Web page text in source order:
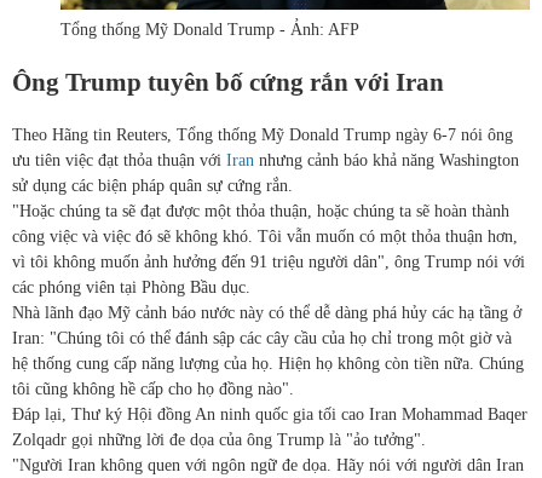
Tổng thống Mỹ Donald Trump - Ảnh: AFP
Ông Trump tuyên bố cứng rắn với Iran
Theo Hãng tin Reuters, Tổng thống Mỹ Donald Trump ngày 6-7 nói ông
ưu tiên việc đạt thỏa thuận với Iran nhưng cảnh báo khả năng Washington
sử dụng các biện pháp quân sự cứng rắn.
"Hoặc chúng ta sẽ đạt được một thỏa thuận, hoặc chúng ta sẽ hoàn thành
công việc và việc đó sẽ không khó. Tôi vẫn muốn có một thỏa thuận hơn,
vì tôi không muốn ảnh hưởng đến 91 triệu người dân", ông Trump nói với
các phóng viên tại Phòng Bầu dục.
Nhà lãnh đạo Mỹ cảnh báo nước này có thể dễ dàng phá hủy các hạ tầng ở
Iran: "Chúng tôi có thể đánh sập các cây cầu của họ chỉ trong một giờ và
hệ thống cung cấp năng lượng của họ. Hiện họ không còn tiền nữa. Chúng
tôi cũng không hề cấp cho họ đồng nào".
Đáp lại, Thư ký Hội đồng An ninh quốc gia tối cao Iran Mohammad Baqer
Zolqadr gọi những lời đe dọa của ông Trump là "ảo tưởng".
"Người Iran không quen với ngôn ngữ đe dọa. Hãy nói với người dân Iran